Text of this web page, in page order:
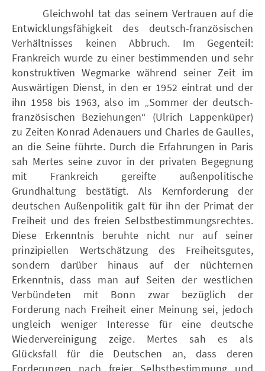
Gleichwohl tat das seinem Vertrauen auf die
Entwicklungsfähigkeit des deutsch-französischen
Verhältnisses keinen Abbruch. Im Gegenteil:
Frankreich wurde zu einer bestimmenden und sehr
konstruktiven Wegmarke während seiner Zeit im
Auswärtigen Dienst, in den er 1952 eintrat und der
ihn 1958 bis 1963, also im „Sommer der deutsch-
französischen Beziehungen“ (Ulrich Lappenküper)
zu Zeiten Konrad Adenauers und Charles de Gaulles,
an die Seine führte. Durch die Erfahrungen in Paris
sah Mertes seine zuvor in der privaten Begegnung
mit Frankreich gereifte außenpolitische
Grundhaltung bestätigt. Als Kernforderung der
deutschen Außenpolitik galt für ihn der Primat der
Freiheit und des freien Selbstbestimmungsrechtes.
Diese Erkenntnis beruhte nicht nur auf seiner
prinzipiellen Wertschätzung des Freiheitsgutes,
sondern darüber hinaus auf der nüchternen
Erkenntnis, dass man auf Seiten der westlichen
Verbündeten mit Bonn zwar bezüglich der
Forderung nach Freiheit einer Meinung sei, jedoch
ungleich weniger Interesse für eine deutsche
Wiedervereinigung zeige. Mertes sah es als
Glücksfall für die Deutschen an, dass deren
Forderungen nach freier Selbstbestimmung und